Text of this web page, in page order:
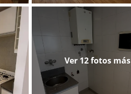
Ver 12 fotos más